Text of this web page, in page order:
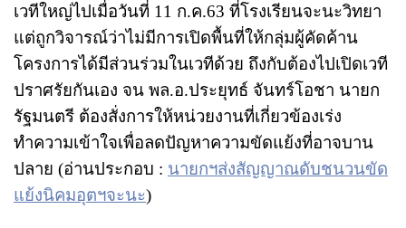
เวทีใหญ่ไปเมื่อวันที่ 11 ก.ค.63 ที่โรงเรียนจะนะวิทยา
แต่ถูกวิจารณ์ว่าไม่มีการเปิดพื้นที่ให้กลุ่มผู้คัดค้าน
โครงการได้มีส่วนร่วมในเวทีด้วย ถึงกับต้องไปเปิดเวที
ปราศรัยกันเอง จน พล.อ.ประยุทธ์ จันทร์โอชา นายก
รัฐมนตรี ต้องสั่งการให้หน่วยงานที่เกี่ยวข้องเร่ง
ทำความเข้าใจเพื่อลดปัญหาความขัดแย้งที่อาจบาน
ปลาย (อ่านประกอบ : นายกฯส่งสัญญาณดับชนวนขัด
แย้งนิคมอุตฯจะนะ)